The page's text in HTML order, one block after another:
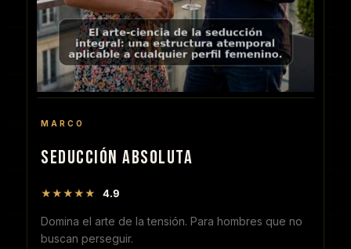
MARCO
SEDUCCIÓN ABSOLUTA
★★★★★ 4.9
Domina el arte de la tensión. Para hombres que no
buscan perseguir.